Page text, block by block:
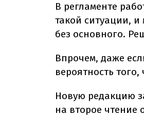
В регламенте
такой ситуации,
без основного.
Впрочем, даже
вероятность
Новую редакцию
на второе чтение